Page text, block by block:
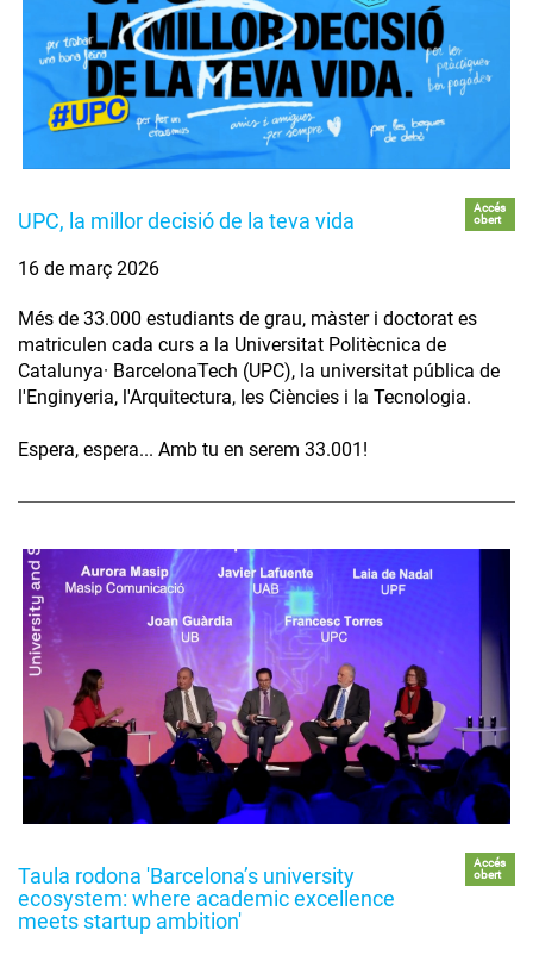
UPC, la millor decisió de la teva vida
Accés
obert
16 de març 2026
Més de 33.000 estudiants de grau, màster i doctorat es
matriculen cada curs a la Universitat Politècnica de
Catalunya· BarcelonaTech (UPC), la universitat pública de
l'Enginyeria, l'Arquitectura, les Ciències i la Tecnologia.
Espera, espera... Amb tu en serem 33.001!
Taula rodona 'Barcelona’s university
ecosystem: where academic excellence
meets startup ambition'
Accés
obert